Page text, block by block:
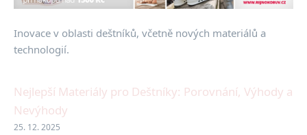
Inovace v oblasti deštníků, včetně nových materiálů a
technologií.
Nejlepší Materiály pro Deštníky: Porovnání, Výhody a
Nevýhody
25. 12. 2025